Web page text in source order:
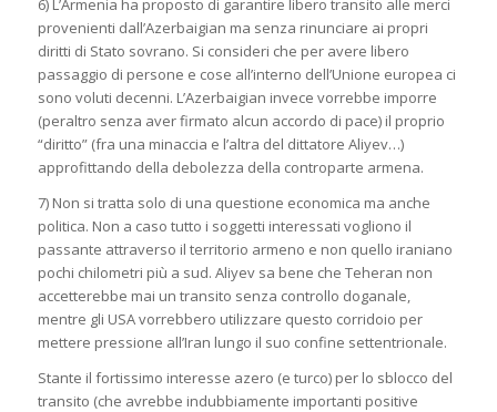
6) L’Armenia ha proposto di garantire libero transito alle merci
provenienti dall’Azerbaigian ma senza rinunciare ai propri
diritti di Stato sovrano. Si consideri che per avere libero
passaggio di persone e cose all’interno dell’Unione europea ci
sono voluti decenni. L’Azerbaigian invece vorrebbe imporre
(peraltro senza aver firmato alcun accordo di pace) il proprio
“diritto” (fra una minaccia e l’altra del dittatore Aliyev…)
approfittando della debolezza della controparte armena.
7) Non si tratta solo di una questione economica ma anche
politica. Non a caso tutto i soggetti interessati vogliono il
passante attraverso il territorio armeno e non quello iraniano
pochi chilometri più a sud. Aliyev sa bene che Teheran non
accetterebbe mai un transito senza controllo doganale,
mentre gli USA vorrebbero utilizzare questo corridoio per
mettere pressione all’Iran lungo il suo confine settentrionale.
Stante il fortissimo interesse azero (e turco) per lo sblocco del
transito (che avrebbe indubbiamente importanti positive